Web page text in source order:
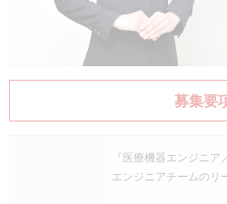
募集要
『医療機器エンジニ
エンジニアチームのリ